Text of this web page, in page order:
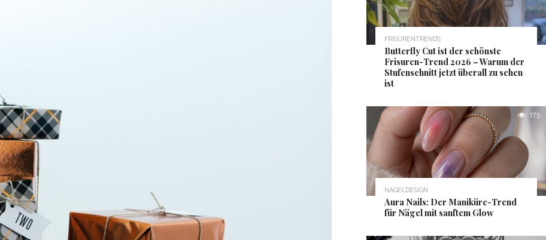
FRISURENTRENDS
Butterfly Cut ist der schönste
Frisuren-Trend 2026 – Warum der
Stufenschnitt jetzt überall zu sehen
ist
175
NAGELDESIGN
Aura Nails: Der Maniküre-Trend
für Nägel mit sanftem Glow